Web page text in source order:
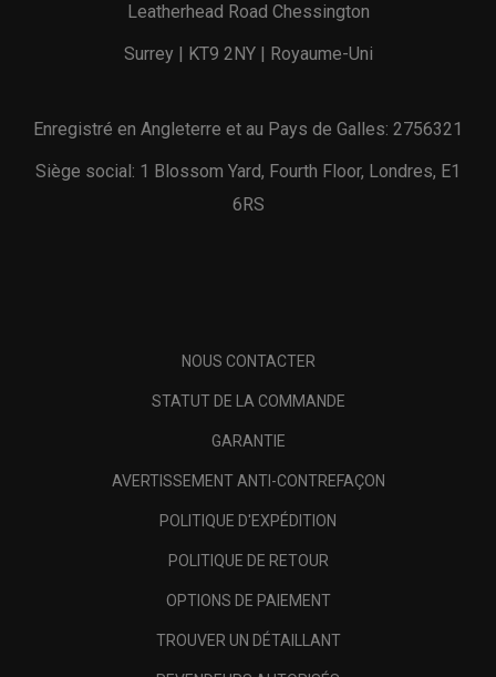
Leatherhead Road Chessington
Surrey | KT9 2NY | Royaume-Uni
Enregistré en Angleterre et au Pays de Galles: 2756321
Siège social: 1 Blossom Yard, Fourth Floor, Londres, E1
6RS
NOUS CONTACTER
STATUT DE LA COMMANDE
GARANTIE
AVERTISSEMENT ANTI-CONTREFAÇON
POLITIQUE D'EXPÉDITION
POLITIQUE DE RETOUR
OPTIONS DE PAIEMENT
TROUVER UN DÉTAILLANT